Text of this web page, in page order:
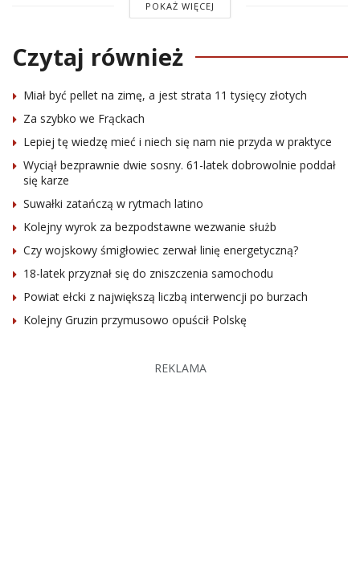
POKAŻ WIĘCEJ
Czytaj również
Miał być pellet na zimę, a jest strata 11 tysięcy złotych
Za szybko we Frąckach
Lepiej tę wiedzę mieć i niech się nam nie przyda w praktyce
Wyciął bezprawnie dwie sosny. 61-latek dobrowolnie poddał
się karze
Suwałki zatańczą w rytmach latino
Kolejny wyrok za bezpodstawne wezwanie służb
Czy wojskowy śmigłowiec zerwał linię energetyczną?
18-latek przyznał się do zniszczenia samochodu
Powiat ełcki z największą liczbą interwencji po burzach
Kolejny Gruzin przymusowo opuścił Polskę
REKLAMA